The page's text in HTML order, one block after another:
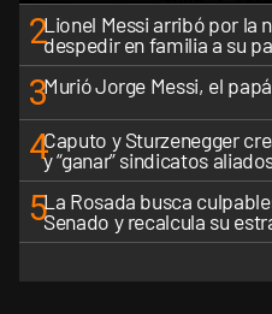
2Lionel Messi arribó por la
despedir en familia a su
3Murió Jorge Messi, el
4Caputo y Sturzenegger
y “ganar” sindicatos
5La Rosada busca
Senado y recalcula su